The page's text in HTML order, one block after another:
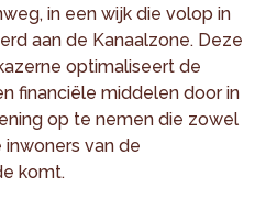
in een wijk die volop in
aan de Kanaalzone. Deze
optimaliseert de
financiële middelen door in
op te nemen die zowel
van de
komt.